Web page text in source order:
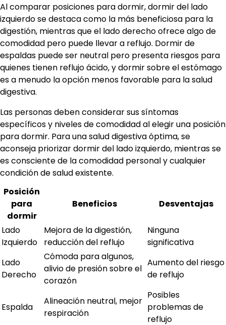
Al comparar posiciones para dormir, dormir del lado
izquierdo se destaca como la más beneficiosa para la
digestión, mientras que el lado derecho ofrece algo de
comodidad pero puede llevar a reflujo. Dormir de
espaldas puede ser neutral pero presenta riesgos para
quienes tienen reflujo ácido, y dormir sobre el estómago
es a menudo la opción menos favorable para la salud
digestiva.
Las personas deben considerar sus síntomas
específicos y niveles de comodidad al elegir una posición
para dormir. Para una salud digestiva óptima, se
aconseja priorizar dormir del lado izquierdo, mientras se
es consciente de la comodidad personal y cualquier
condición de salud existente.
Posición
para
dormir
Beneficios Desventajas
Lado
Izquierdo
Mejora de la digestión,
reducción del reflujo
Ninguna
significativa
Lado
Derecho
Cómoda para algunos,
alivio de presión sobre el
corazón
Aumento del riesgo
de reflujo
Espalda
Alineación neutral, mejor
respiración
Posibles
problemas de
reflujo